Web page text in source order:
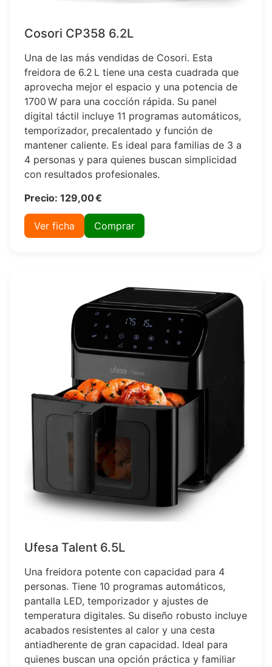
Cosori CP358 6.2L
Una de las más vendidas de Cosori. Esta
freidora de 6.2 L tiene una cesta cuadrada que
aprovecha mejor el espacio y una potencia de
1700 W para una cocción rápida. Su panel
digital táctil incluye 11 programas automáticos,
temporizador, precalentado y función de
mantener caliente. Es ideal para familias de 3 a
4 personas y para quienes buscan simplicidad
con resultados profesionales.
Precio: 129,00 €
Ver ficha Comprar
Ufesa Talent 6.5L
Una freidora potente con capacidad para 4
personas. Tiene 10 programas automáticos,
pantalla LED, temporizador y ajustes de
temperatura digitales. Su diseño robusto incluye
acabados resistentes al calor y una cesta
antiadherente de gran capacidad. Ideal para
quienes buscan una opción práctica y familiar